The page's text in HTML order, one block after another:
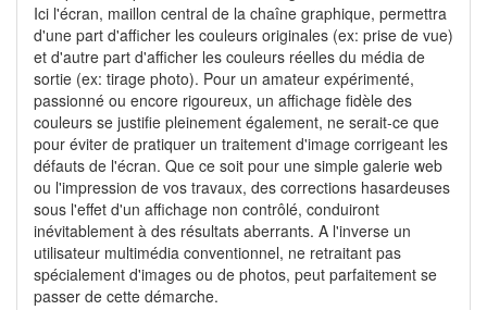
Ici l'écran, maillon central de la chaîne graphique, permettra
d'une part d'afficher les couleurs originales (ex: prise de vue)
et d'autre part d'afficher les couleurs réelles du média de
sortie (ex: tirage photo). Pour un amateur expérimenté,
passionné ou encore rigoureux, un affichage fidèle des
couleurs se justifie pleinement également, ne serait-ce que
pour éviter de pratiquer un traitement d'image corrigeant les
défauts de l'écran. Que ce soit pour une simple galerie web
ou l'impression de vos travaux, des corrections hasardeuses
sous l'effet d'un affichage non contrôlé, conduiront
inévitablement à des résultats aberrants. A l'inverse un
utilisateur multimédia conventionnel, ne retraitant pas
spécialement d'images ou de photos, peut parfaitement se
passer de cette démarche.